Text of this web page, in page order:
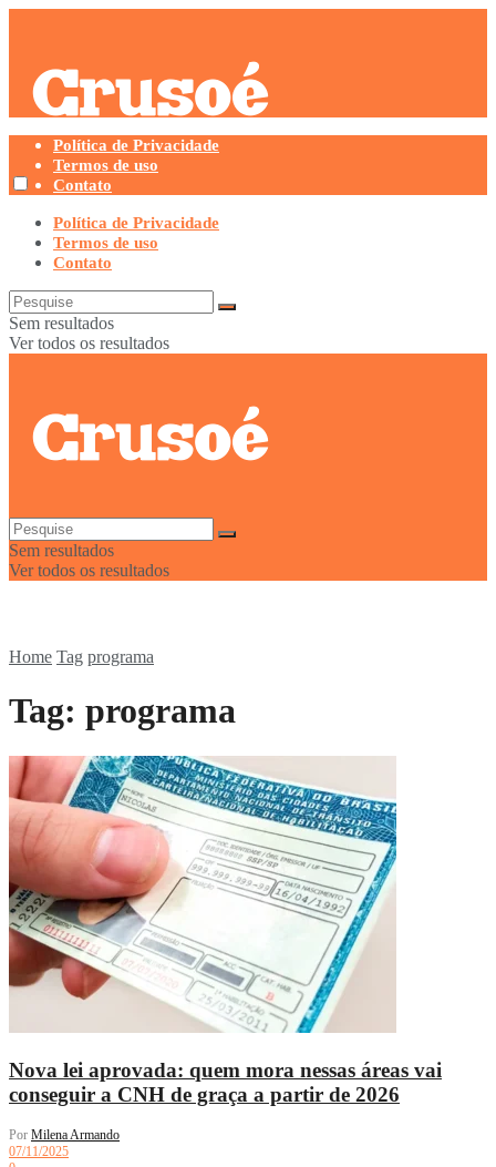
Política de Privacidade
Termos de uso
Contato
Política de Privacidade
Termos de uso
Contato
Sem resultados
Ver todos os resultados
Sem resultados
Ver todos os resultados
Home Tag programa
Tag: programa
Nova lei aprovada: quem mora nessas áreas vai
conseguir a CNH de graça a partir de 2026
Por Milena Armando
07/11/2025